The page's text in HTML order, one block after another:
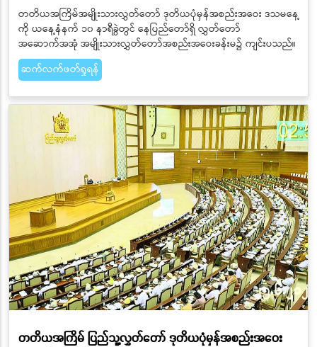
တတိယအကြိမ်အမျိုးသားလွှတ်တော် ဒုတိယပုံမှန်အစည်းအဝေး ဒသမနေ့
ကို ယနေ့နံနက် ၁၀ နာရီခွဲတွင် နေပြည်တော်ရှိ လွှတ်တော်
အဆောက်အအုံ အမျိုးသားလွှတ်တော်အစည်းအဝေးခန်းမ၌ ကျင်းပသည်။
ဆက်လက်ဖတ်ရှုရန်
တတိယအကြိမ် ပြည်သူ့လွှတ်တော် ဒုတိယပုံမှန်အစည်းအဝေး